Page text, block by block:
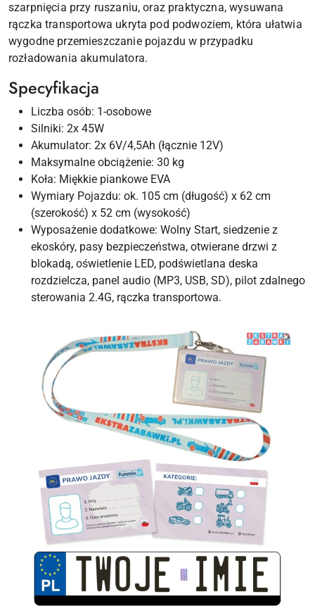
szarpnięcia przy ruszaniu, oraz praktyczna, wysuwana
rączka transportowa ukryta pod podwoziem, która ułatwia
wygodne przemieszczanie pojazdu w przypadku
rozładowania akumulatora.
Specyfikacja
Liczba osób: 1-osobowe
Silniki: 2x 45W
Akumulator: 2x 6V/4,5Ah (łącznie 12V)
Maksymalne obciążenie: 30 kg
Koła: Miękkie piankowe EVA
Wymiary Pojazdu: ok. 105 cm (długość) x 62 cm
(szerokość) x 52 cm (wysokość)
Wyposażenie dodatkowe: Wolny Start, siedzenie z
ekoskóry, pasy bezpieczeństwa, otwierane drzwi z
blokadą, oświetlenie LED, podświetlana deska
rozdzielcza, panel audio (MP3, USB, SD), pilot zdalnego
sterowania 2.4G, rączka transportowa.